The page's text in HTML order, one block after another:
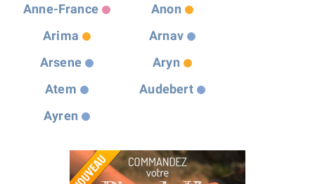
Anne-France
Anon
Arima
Arnav
Arsene
Aryn
Atem
Audebert
Ayren